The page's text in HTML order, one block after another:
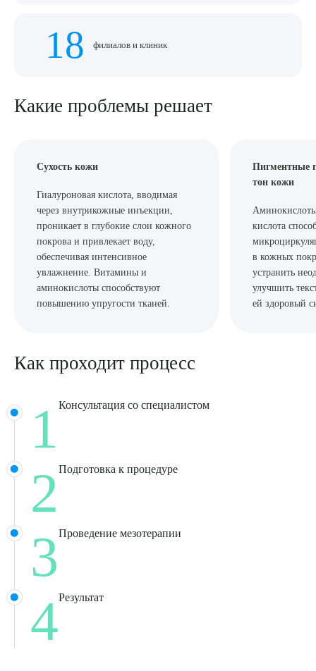
18 филиалов и клиник
Какие проблемы решает
Сухость кожи
Гиалуроновая кислота, вводимая
через внутрикожные инъекции,
проникает в глубокие слои кожного
покрова и привлекает воду,
обеспечивая интенсивное
увлажнение. Витамины и
аминокислоты способствуют
повышению упругости тканей.
Пигментные
тон кожи
кислота
в кожных
устранить
улучшить
ей здоровый
Как проходит процесс
1 Консультация со специалистом
2 Подготовка к процедуре
3Проведение мезотерапии
4Результат